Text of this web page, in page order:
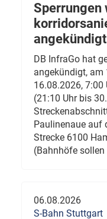
Sperrungen
angekündigt
DB InfraGo hat
angekündigt, am
16.08.2026,
(21:10 Uhr bis
Paulinenaue auf
Strecke 6100
(Bahnhöfe
06.08.2026
S-Bahn Stuttgart